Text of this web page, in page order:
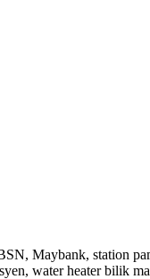
Maybank, station
water heater bilik